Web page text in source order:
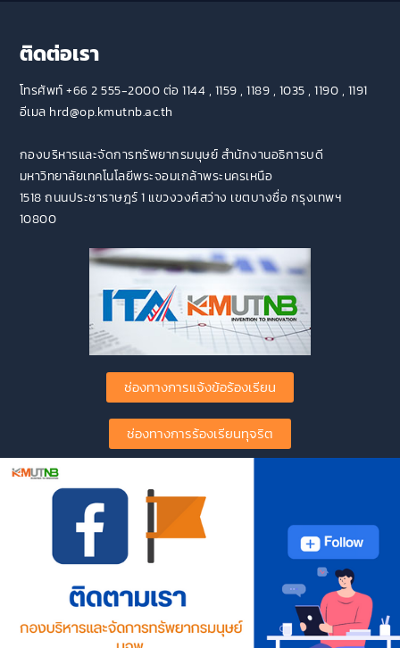
ติดต่อเรา
โทรศัพท์ +66 2 555-2000 ต่อ 1144 , 1159 , 1189 , 1035 , 1190 , 1191
อีเมล hrd@op.kmutnb.ac.th
กองบริหารและจัดการทรัพยากรมนุษย์ สำนักงานอธิการบดี
มหาวิทยาลัยเทคโนโลยีพระจอมเกล้าพระนครเหนือ
1518 ถนนประชาราษฎร์ 1 แขวงวงศ์สว่าง เขตบางซื่อ กรุงเทพฯ
10800
ช่องทางการแจ้งข้อร้องเรียน
ช่องทางการร้องเรียนทุจริต